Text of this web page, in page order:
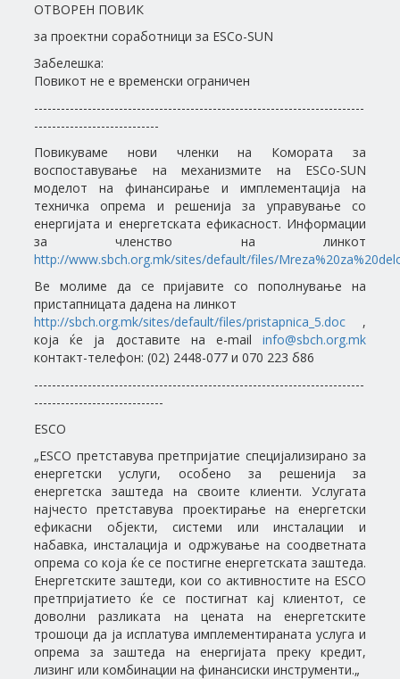
ОТВОРЕН ПОВИК
за проектни соработници за ESCo-SUN
Забелешка:
Повикот не е временски ограничен
--------------------------------------------------------------------------
----------------------------
Повикуваме нови членки на Комората за
воспоставување на механизмите на ESCo-SUN
моделот на финансирање и имплементација на
техничка опрема и решенија за управување со
енергијата и енергетската ефикасност. Информации
за членство на линкот
http://www.sbch.org.mk/sites/default/files/
Ве молиме да се пријавите со пополнување на
пристапницата дадена на линкот
http://sbch.org.mk/sites/default/files/pristapnica_5.doc ,
која ќе ја доставите на e-mail info@sbch.org.mk
контакт-телефон: (02) 2448-077 и 070 223 б86
--------------------------------------------------------------------------
-----------------------------
ЕSCО
„ЕSCО претставува претпријатие специјализирано за
енергетски услуги, особено за решенија за
енергетска заштеда на своите клиенти. Услугата
најчесто претставува проектирање на енергетски
ефикасни објекти, системи или инсталации и
набавка, инсталација и одржување на соодветната
опрема со која ќе се постигне енергетската заштеда.
Енергетските заштеди, кои со активностите на ЕSCО
претпријатието ќе се постигнат кај клиентот, се
доволни разликата на цената на енергетските
трошоци да ја исплатува имплементираната услуга и
опрема за заштеда на енергијата преку кредит,
лизинг или комбинации на финансиски инструменти.„